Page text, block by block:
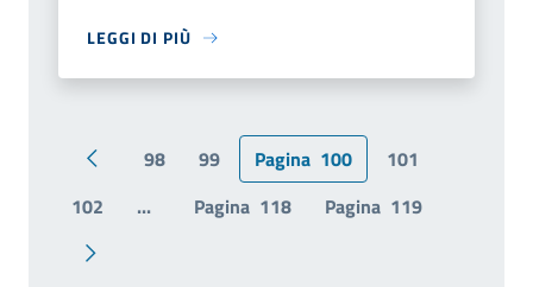
LEGGI DI PIÙ
Pagina precedente
98 99 Pagina 100
101
102
... Pagina 118 Pagina 119
Pagina successiva